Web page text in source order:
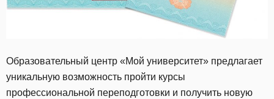
Образовательный центр «Мой университет» предлагает
уникальную возможность пройти курсы
профессиональной переподготовки и получить новую